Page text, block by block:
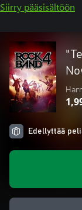
Siirry pääsisältöön
Edellyttää